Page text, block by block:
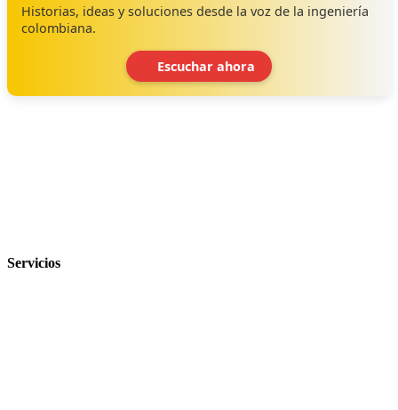
Historias, ideas y soluciones desde la voz de la ingeniería
colombiana.
Escuchar ahora
Servicios